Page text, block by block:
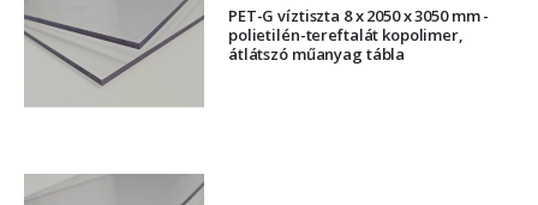
PET-G víztiszta 8 x 2050 x 3050 mm -
polietilén-tereftalát kopolimer,
átlátszó műanyag tábla